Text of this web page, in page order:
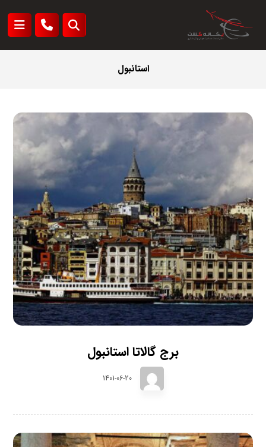
استانبول
برج گالاتا استانبول
1401-06-20